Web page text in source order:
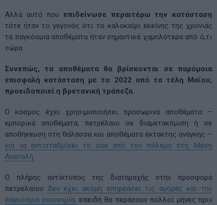
Αλλά αυτό που επιδείνωσε περαιτέρω την κατάσταση
τότε ήταν το γεγονός ότι το καλοκαίρι εκείνης της χρονιάς
τα παγκόσμια αποθέματα ήταν σημαντικά χαμηλότερα από ό,τι
τώρα.
Συνεπώς, τα αποθέματα θα βρίσκονται σε παρόμοια
επισφαλή κατάσταση με το 2022 από τα τέλη Μαΐου,
προειδοποιεί η βρετανική τράπεζα.
Ο κόσμος έχει χρησιμοποιήσει προσωρινά αποθέματα –
εμπορικά αποθέματα, πετρέλαιο σε διαμετακόμιση ή σε
αποθήκευση στη θάλασσα και αποθέματα έκτακτης ανάγκης –
για να αντισταθμίσει το σοκ από τον πόλεμο στη Μέση
Ανατολή.
Ο πλήρης αντίκτυπος της διαταραχής στην προσφορά
πετρελαίου δεν έχει ακόμη επηρεάσει τις αγορές και την
παγκόσμια οικονομία, επειδή θα περάσουν πολλοί μήνες πριν